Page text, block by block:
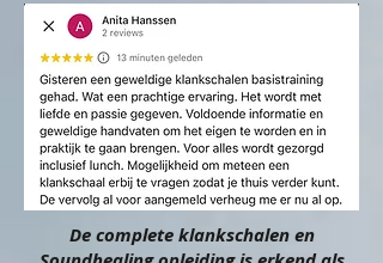
De complete klankschalen en